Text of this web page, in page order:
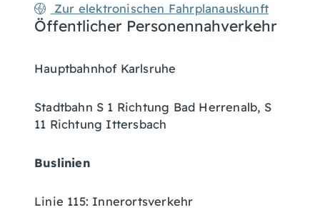
Zur elektronischen Fahrplanauskunft
Öffentlicher Personennahverkehr
Hauptbahnhof Karlsruhe
Stadtbahn S 1 Richtung Bad Herrenalb, S
11 Richtung Ittersbach
Buslinien
Linie 115: Innerortsverkehr